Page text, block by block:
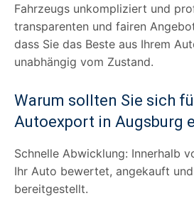
Fahrzeugs unkompliziert und
transparenten und fairen
dass Sie das Beste aus Ihrem
unabhängig vom Zustand.
Warum sollten Sie sich
Autoexport in Augsburg
Schnelle Abwicklung: Innerhalb
Ihr Auto bewertet, angekauft
bereitgestellt.